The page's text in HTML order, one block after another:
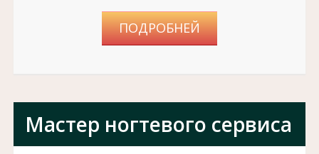
ПОДРОБНЕЙ
Мастер ногтевого сервиса